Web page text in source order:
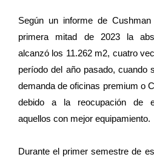
Según un informe de
primera mitad de 2023 la
alcanzó los 11.262 m2, cuatro
período del año pasado, cuando
demanda de oficinas premium o
debido a la reocupación de
aquellos con mejor equipamiento.
Durante el primer semestre de